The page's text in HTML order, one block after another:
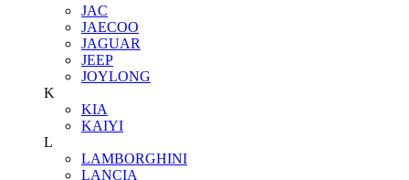
JAC
JAECOO
JAGUAR
JEEP
JOYLONG
K
KIA
KAIYI
L
LAMBORGHINI
LANCIA